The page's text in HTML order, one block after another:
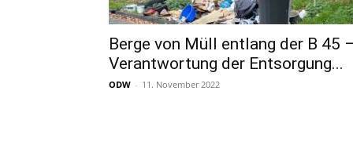
Berge von Müll entlang der B 45
Verantwortung der Entsorgung...
ODW - 11. November 2022